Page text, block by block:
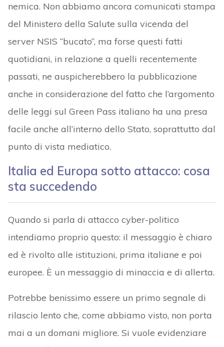
nemica. Non abbiamo ancora comunicati stampa
del Ministero della Salute sulla vicenda del
server NSIS “bucato”, ma forse questi fatti
quotidiani, in relazione a quelli recentemente
passati, ne auspicherebbero la pubblicazione
anche in considerazione del fatto che l’argomento
delle leggi sul Green Pass italiano ha una presa
facile anche all’interno dello Stato, soprattutto dal
punto di vista mediatico.
Italia ed Europa sotto attacco: cosa
sta succedendo
Quando si parla di attacco cyber-politico
intendiamo proprio questo: il messaggio è chiaro
ed è rivolto alle istituzioni, prima italiane e poi
europee. È un messaggio di minaccia e di allerta.
Potrebbe benissimo essere un primo segnale di
rilascio lento che, come abbiamo visto, non porta
mai a un domani migliore. Si vuole evidenziare